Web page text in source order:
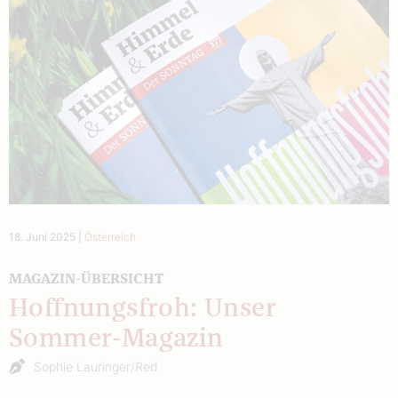
18. Juni 2025 Österreich
MAGAZIN-ÜBERSICHT
Hoffnungsfroh: Unser
Sommer-Magazin
Sophie Lauringer/Red